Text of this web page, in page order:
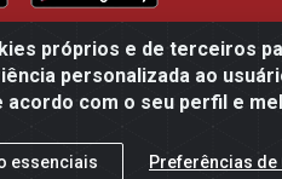
próprios e de terceiros
personalizada ao
acordo com o seu perfil e
essenciais Preferências de
Panificadores Disppan